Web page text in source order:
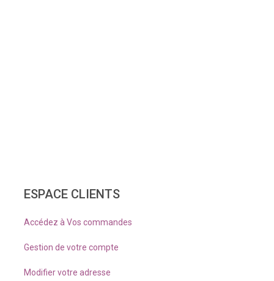
ESPACE CLIENTS
Accédez à Vos commandes
Gestion de votre compte
Modifier votre adresse